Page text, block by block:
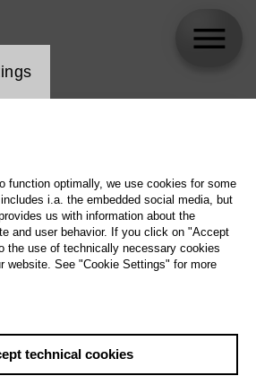
function optimally, we use cookies for some
i.a. the embedded social media, but
us with information about the
and user behavior. If you click on "Accept
the use of technically necessary cookies
website. See "Cookie Settings" for more
technical cookies